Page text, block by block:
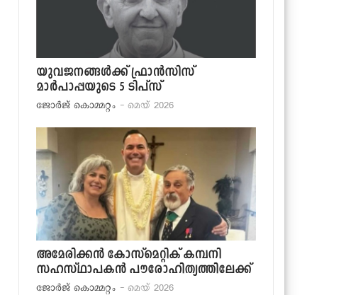
യുവജനങ്ങള്‍ക്ക് ഫ്രാന്‍സിസ്
മാര്‍പാപ്പയുടെ 5 ടിപ്‌സ്
ജോര്‍ജ് കൊമ്മറ്റം - മെയ് 2026
അമേരിക്കന്‍ കോസ്‌മെറ്റിക് കമ്പനി
സഹസ്ഥാപകന്‍ പൗരോഹിത്യത്തിലേക്ക്
ജോര്‍ജ് കൊമ്മറ്റം - മെയ് 2026